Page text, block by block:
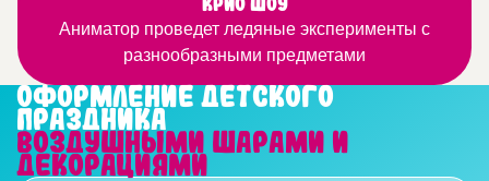
пернатых артистов
Аниматор проведет ледяные эксперименты с
разнообразными предметами
Оформление детского
праздника
воздушными шарами и
декорациями